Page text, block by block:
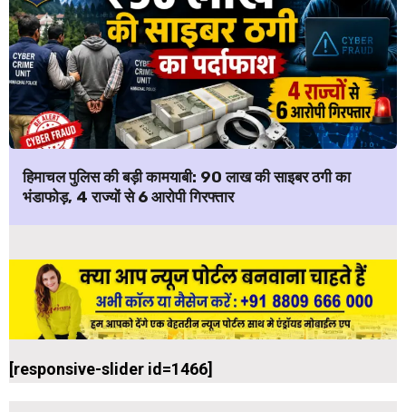
हिमाचल पुलिस की बड़ी कामयाबी: ₹90 लाख की साइबर ठगी का
भंडाफोड़, 4 राज्यों से 6 आरोपी गिरफ्तार
[responsive-slider id=1466]